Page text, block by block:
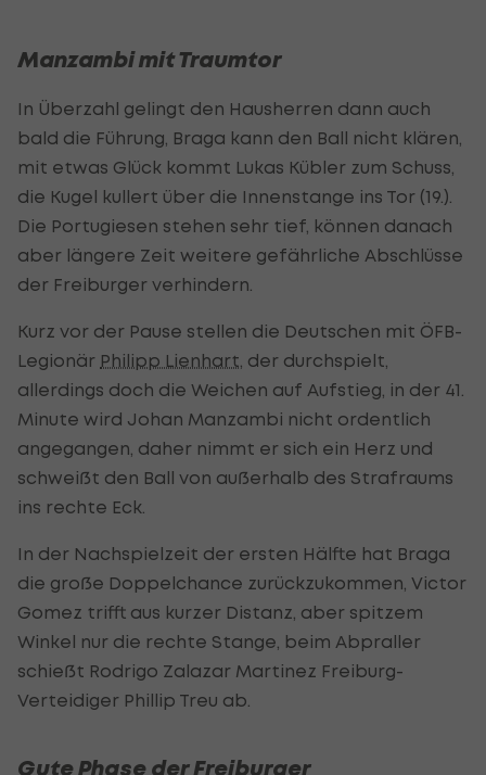
Manzambi mit Traumtor
In Überzahl gelingt den Hausherren dann auch
bald die Führung, Braga kann den Ball nicht klären,
mit etwas Glück kommt Lukas Kübler zum Schuss,
die Kugel kullert über die Innenstange ins Tor (19.).
Die Portugiesen stehen sehr tief, können danach
aber längere Zeit weitere gefährliche Abschlüsse
der Freiburger verhindern.
Kurz vor der Pause stellen die Deutschen mit ÖFB-
Legionär Philipp Lienhart , der durchspielt,
allerdings doch die Weichen auf Aufstieg, in der 41.
Minute wird Johan Manzambi nicht ordentlich
angegangen, daher nimmt er sich ein Herz und
schweißt den Ball von außerhalb des Strafraums
ins rechte Eck.
In der Nachspielzeit der ersten Hälfte hat Braga
die große Doppelchance zurückzukommen, Victor
Gomez trifft aus kurzer Distanz, aber spitzem
Winkel nur die rechte Stange, beim Abpraller
schießt Rodrigo Zalazar Martinez Freiburg-
Verteidiger Phillip Treu ab.
Gute Phase der Freiburger